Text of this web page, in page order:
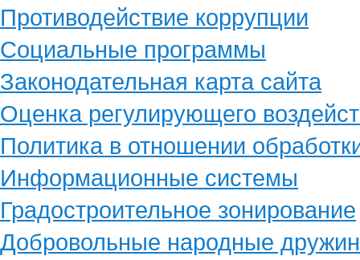
Противодействие коррупции
Социальные программы
Законодательная карта сайта
Оценка регулирующего
Политика в отношении
Информационные системы
Градостроительное зонирование
Добровольные народные